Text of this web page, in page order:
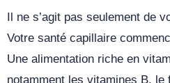
Il ne s’agit pas seulement de
Votre santé capillaire
Une alimentation riche en
notamment les vitamines B, le